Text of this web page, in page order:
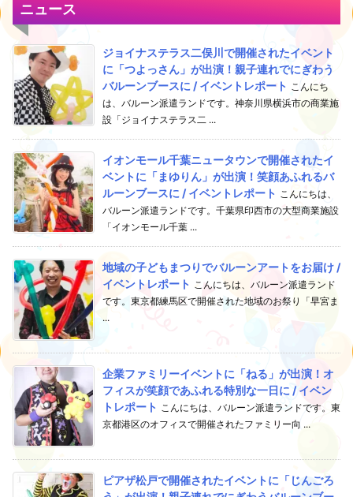
ニュース
ジョイナステラス二俣川で開催されたイベント
に「つよっさん」が出演！親子連れでにぎわう
バルーンブースに / イベントレポート こんにち
は、バルーン派遣ランドです。神奈川県横浜市の商業施
設「ジョイナステラス二 ...
イオンモール千葉ニュータウンで開催されたイ
ベントに「まゆりん」が出演！笑顔あふれるバ
ルーンブースに / イベントレポート こんにちは、
バルーン派遣ランドです。千葉県印西市の大型商業施設
「イオンモール千葉 ...
地域の子どもまつりでバルーンアートをお届け /
イベントレポート こんにちは、バルーン派遣ランド
です。東京都練馬区で開催された地域のお祭り「早宮ま
...
企業ファミリーイベントに「ねる」が出演！オ
フィスが笑顔であふれる特別な一日に / イベン
トレポート こんにちは、バルーン派遣ランドです。東
京都港区のオフィスで開催されたファミリー向 ...
ピアザ松戸で開催されたイベントに「じんごろ